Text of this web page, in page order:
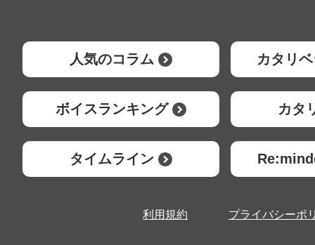
人気のコラム カタリ
ボイスランキング カタ
タイムライン
利用規約 プライバシーポ